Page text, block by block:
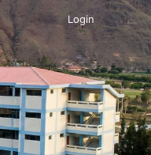
Login